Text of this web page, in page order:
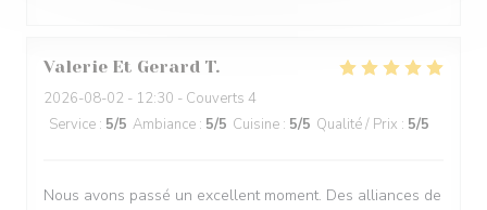
Valerie Et Gerard T
2026-08-02 - 12:30 - Couverts 4
Service : 5/5 Ambiance : 5/5 Cuisine : 5/5 Qualité / Prix : 5/5
Nous avons passé un excellent moment. Des alliances de